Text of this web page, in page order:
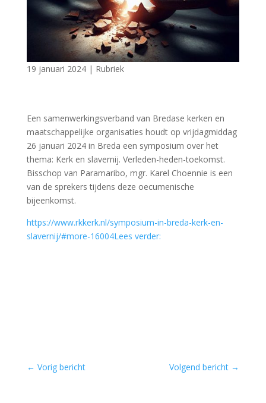
19 januari 2024| Rubriek
Een samenwerkingsverband van Bredase kerken en
maatschappelijke organisaties houdt op vrijdagmiddag
26 januari 2024 in Breda een symposium over het
thema: Kerk en slavernij. Verleden-heden-toekomst.
Bisschop van Paramaribo, mgr. Karel Choennie is een
van de sprekers tijdens deze oecumenische
bijeenkomst.
https://www.rkkerk.nl/symposium-in-breda-kerk-en-
slavernij/#more-16004Lees verder:
← Vorig bericht Volgend bericht →